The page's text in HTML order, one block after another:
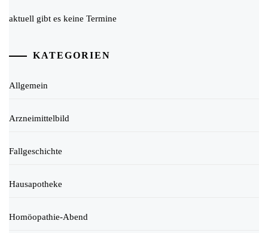
aktuell gibt es keine Termine
KATEGORIEN
Allgemein
Arzneimittelbild
Fallgeschichte
Hausapotheke
Homöopathie-Abend